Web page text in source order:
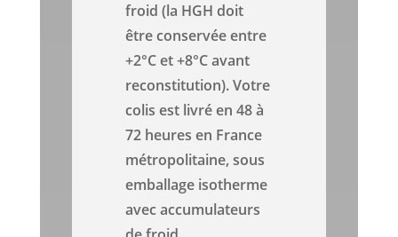
froid (la HGH doit
être conservée entre
+2°C et +8°C avant
reconstitution). Votre
colis est livré en 48 à
72 heures en France
métropolitaine, sous
emballage isotherme
avec accumulateurs